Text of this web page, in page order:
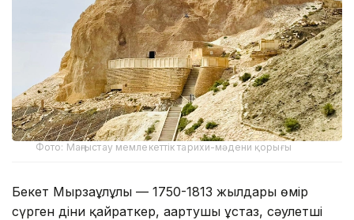
Фото: Маңғыстау мемлекеттік тарихи-мәдени қорығы
Бекет Мырзағұлұлы — 1750-1813 жылдары өмір
сүрген діни қайраткер, ағартушы ұстаз, сәулетші